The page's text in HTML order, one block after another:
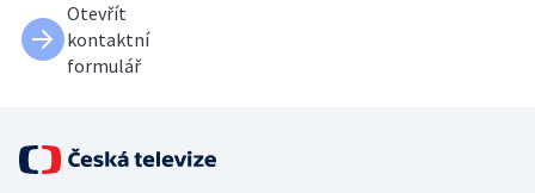
Otevřít
kontaktní
formulář